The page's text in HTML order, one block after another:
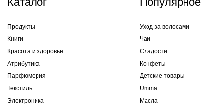
Продукты
Книги
Красота и здоровье
Атрибутика
Парфюмерия
Текстиль
Электроника
Уход за волосами
Чаи
Сладости
Конфеты
Детские товары
Umma
Масла